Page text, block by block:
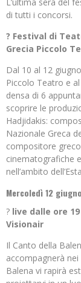
di tutti i concorsi.
? Festival di
Grecia Piccolo
Dal 10 al 12
Piccolo Teatro e
densa di 6
scoprire le
Hadjidakis:
Nazionale Greca
compositore
cinematografiche
nell’ambito
Mercoledì 12 giugno
? live dalle ore 19
Visionair
Il Canto della
accompagnerà
Balena vi rapirà